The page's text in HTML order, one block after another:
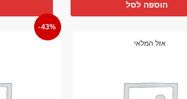
הוספה לסל
אזל המלאי
-43%